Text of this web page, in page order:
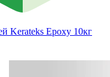
Kerateks Epoxy 10кг